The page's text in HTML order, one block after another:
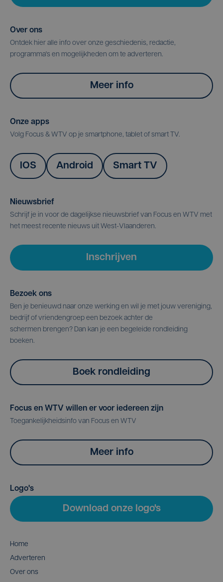
Over ons
Ontdek hier alle info over onze geschiedenis, redactie,
programma's en mogelijkheden om te adverteren.
Meer info
Onze apps
Volg Focus & WTV op je smartphone, tablet of smart TV.
IOS Android Smart TV
Nieuwsbrief
Schrijf je in voor de dagelijkse nieuwsbrief van Focus en WTV met
het meest recente nieuws uit West-Vlaanderen.
Inschrijven
Bezoek ons
Ben je benieuwd naar onze werking en wil je met jouw vereniging,
bedrijf of vriendengroep een bezoek achter de
schermen brengen? Dan kan je een begeleide rondleiding
boeken.
Boek rondleiding
Focus en WTV willen er voor iedereen zijn
Toegankelijkheidsinfo van Focus en WTV
Meer info
Logo's
Download onze logo's
Home
Adverteren
Over ons